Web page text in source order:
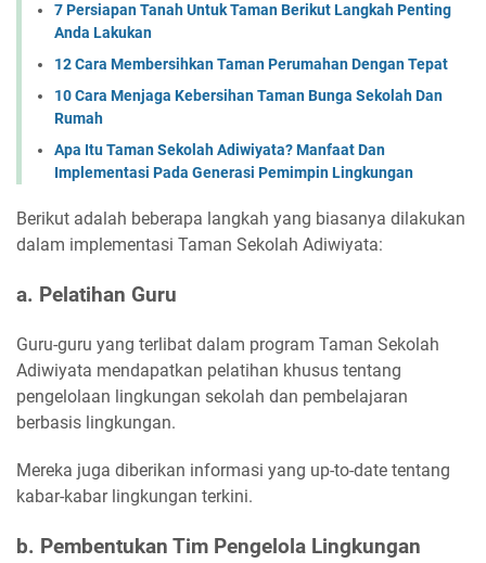
7 Persiapan Tanah Untuk Taman Berikut Langkah Penting
Anda Lakukan
12 Cara Membersihkan Taman Perumahan Dengan Tepat
10 Cara Menjaga Kebersihan Taman Bunga Sekolah Dan
Rumah
Apa Itu Taman Sekolah Adiwiyata? Manfaat Dan
Implementasi Pada Generasi Pemimpin Lingkungan
Berikut adalah beberapa langkah yang biasanya dilakukan
dalam implementasi Taman Sekolah Adiwiyata:
a. Pelatihan Guru
Guru-guru yang terlibat dalam program Taman Sekolah
Adiwiyata mendapatkan pelatihan khusus tentang
pengelolaan lingkungan sekolah dan pembelajaran
berbasis lingkungan.
Mereka juga diberikan informasi yang up-to-date tentang
kabar-kabar lingkungan terkini.
b. Pembentukan Tim Pengelola Lingkungan